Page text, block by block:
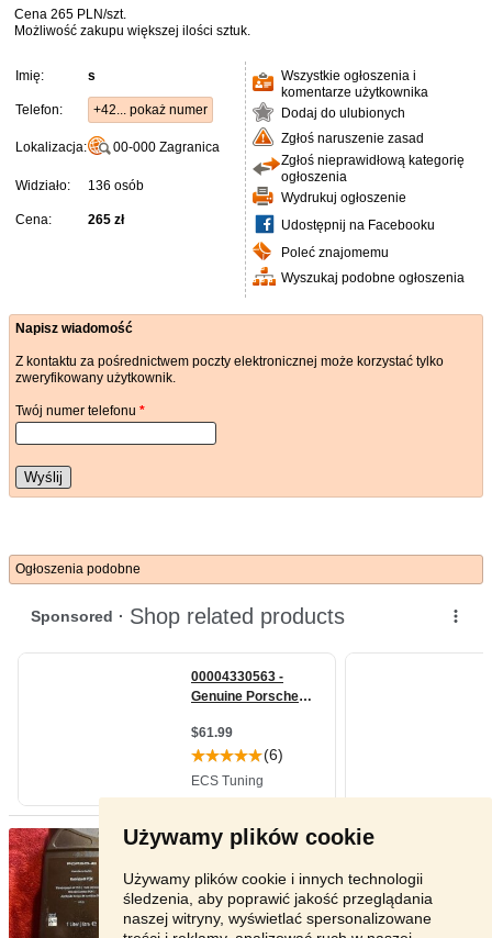
Używamy plików cookie
Używamy plików cookie i innych technologii
śledzenia, aby poprawić jakość przeglądania
naszej witryny, wyświetlać spersonalizowane
Cena 265 PLN/szt.
Możliwość zakupu większej ilości sztuk.
Imię: s
Telefon: +42... pokaż numer
Lokalizacja: 00-000 Zagranica
Widziało: 136 osób
Cena: 265 zł
Wszystkie ogłoszenia i
komentarze użytkownika
Dodaj do ulubionych
Zgłoś naruszenie zasad
Zgłoś nieprawidłową kategorię
ogłoszenia
Wydrukuj ogłoszenie
Udostępnij na Facebooku
Poleć znajomemu
Wyszukaj podobne ogłoszenia
Napisz wiadomość
Z kontaktu za pośrednictwem poczty elektronicznej może korzystać tylko
zweryfikowany użytkownik.
Twój numer telefonu *
Wyślij
Ogłoszenia podobne
Oryginalny olej Porsche 000043 ...
przekładniowy Porsch ...
Zagranica - 00-000
176 zł